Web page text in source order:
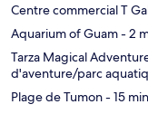
Centre commercial T
Aquarium of Guam- 2
Tarza Magical
d'aventure/parc
Plage de Tumon- 15